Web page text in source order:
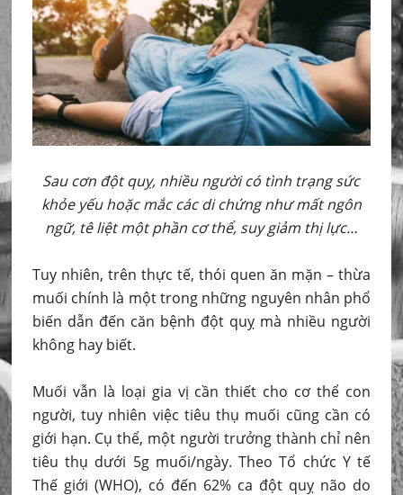
Sau cơn đột quỵ, nhiều người có tình trạng sức
khỏe yếu hoặc mắc các di chứng như mất ngôn
ngữ, tê liệt một phần cơ thể, suy giảm thị lực…
Tuy nhiên, trên thực tế, thói quen ăn mặn – thừa
muối chính là một trong những nguyên nhân phổ
biến dẫn đến căn bệnh đột quỵ mà nhiều người
không hay biết.
Muối vẫn là loại gia vị cần thiết cho cơ thể con
người, tuy nhiên việc tiêu thụ muối cũng cần có
giới hạn. Cụ thể, một người trưởng thành chỉ nên
tiêu thụ dưới 5g muối/ngày. Theo Tổ chức Y tế
Thế giới (WHO), có đến 62% ca đột quỵ não do